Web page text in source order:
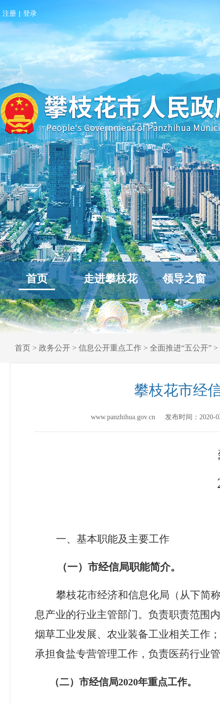
注册 | 登录
首页 走进攀枝花 领导之窗
首页 > 政务公开 > 信息公开重点工作 > 全面推进“五公开” >
攀枝花市经
www.panzhihua.gov.cn 发布时间： 2020-
一、基本职能及主要工作
（一）市经信局职能简介。
攀枝花市经济和信息化局 （从下简
息产业的行业主管部门。 负责职责范围
烟草工业发展、农业装备工业相关工作
承担食盐专营管理工作，负责医药行业
（二）市经信局2020年重点工作。